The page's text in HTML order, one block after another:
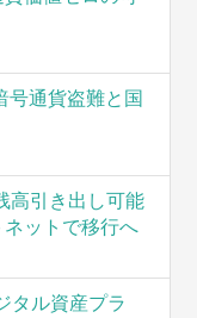
号通貨盗難と国
高引き出し可能
ットで移行へ
タル資産プラ